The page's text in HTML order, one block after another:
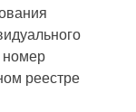
номер
реестре